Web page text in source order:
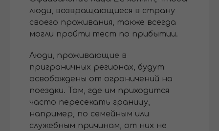
люди, возвращающиеся в страну
своего проживания, также всегда
могли пройти тест по прибытии.
Люди, проживающие в
приграничных регионах, будут
освобождены от ограничений на
поездки. Там, где им приходится
часто пересекать границу,
например, по семейным или
служебным причинам, от них не